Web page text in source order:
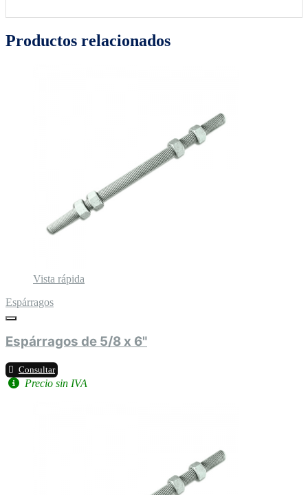
Productos relacionados
Vista rápida
Espárragos
Espárragos de 5/8 x 6"
Consultar
Precio sin IVA